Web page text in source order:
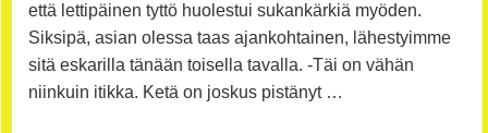
että lettipäinen tyttö huolestui sukankärkiä myöden.
Siksipä, asian olessa taas ajankohtainen, lähestyimme
sitä eskarilla tänään toisella tavalla. -Täi on vähän
niinkuin itikka. Ketä on joskus pistänyt …